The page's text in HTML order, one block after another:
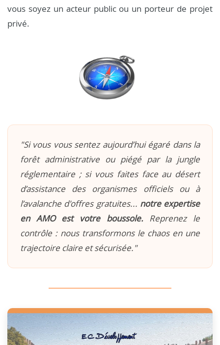
vous soyez un acteur public ou un porteur de projet
privé.
"Si vous vous sentez aujourd’hui égaré dans la
forêt administrative ou piégé par la jungle
réglementaire ; si vous faites face au désert
d’assistance des organismes officiels ou à
l’avalanche d'offres gratuites... notre expertise
en AMO est votre boussole.Reprenez le
contrôle : nous transformons le chaos en une
trajectoire claire et sécurisée."